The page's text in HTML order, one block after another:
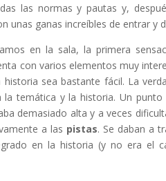
las normas y pautas y,
unas ganas increíbles de entrar y
en la sala, la primera
con varios elementos muy
historia sea bastante fácil. La
la temática y la historia. Un
demasiado alta y a veces
a las pistas. Se daban a
en la historia (y no era el